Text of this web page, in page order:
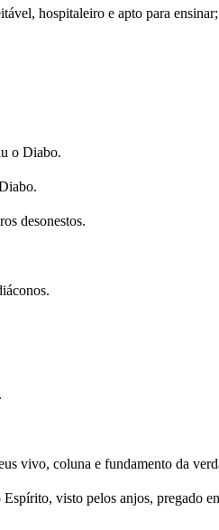
hospitaleiro e apto para ensinar;
o Diabo.
desonestos.
vivo, coluna e fundamento da
visto pelos anjos, pregado